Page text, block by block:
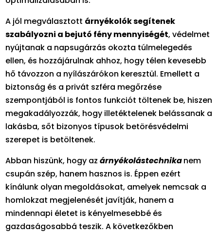
A jól megválasztott árnyékolók segítenek
szabályozni a bejutó fény mennyiségét, védelmet
nyújtanak a napsugárzás okozta túlmelegedés
ellen, és hozzájárulnak ahhoz, hogy télen kevesebb
hő távozzon a nyílászárókon keresztül. Emellett a
biztonság és a privát szféra megőrzése
szempontjából is fontos funkciót töltenek be, hiszen
megakadályozzák, hogy illetéktelenek belássanak a
lakásba, sőt bizonyos típusok betörésvédelmi
szerepet is betöltenek.
Abban hiszünk, hogy azárnyékolástechnikanem
csupán szép, hanem hasznos is. Éppen ezért
kínálunk olyan megoldásokat, amelyek nemcsak a
homlokzat megjelenését javítják, hanem a
mindennapi életet is kényelmesebbé és
gazdaságosabbá teszik. A következőkben